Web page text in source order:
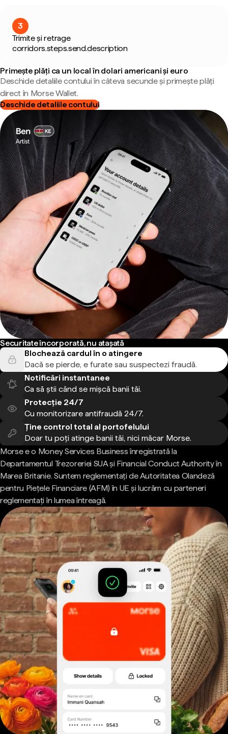
3
Trimite și retrage
corridors.steps.send.description
Primește plăți ca un local în dolari americani și euro
Deschide detaliile contului în câteva secunde și primește plăți
direct în Morse Wallet.
Deschide detaliile contului
Securitate încorporată, nu atașată
Blochează cardul în o atingere
Dacă se pierde, e furate sau suspectezi fraudă.
Notificări instantanee
Ca să știi când se mișcă banii tăi.
Protecție 24/7
Cu monitorizare antifraudă 24/7.
Ține control total al portofelului
Doar tu poți atinge banii tăi, nici măcar Morse.
Morse e o Money Services Business înregistrată la
Departamentul Trezoreriei SUA și Financial Conduct Authority în
Marea Britanie. Suntem reglementați de Autoritatea Olandeză
pentru Piețele Financiare (AFM) în UE și lucrăm cu parteneri
reglementați în lumea întreagă.